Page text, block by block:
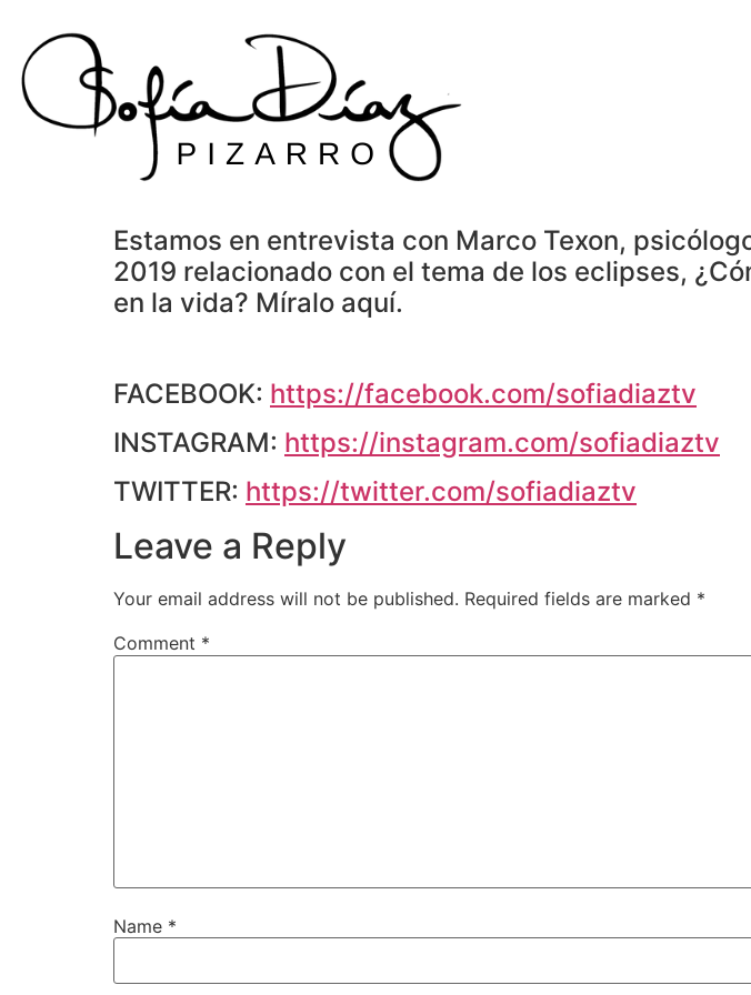
content
Estamos en entrevista con Marco Texon,
2019 relacionado con el tema de los eclipses,
en la vida? Míralo aquí.
FACEBOOK: https://facebook.com/sofiadiaztv
INSTAGRAM: https://instagram.com/sofiadiaztv
TWITTER: https://twitter.com/sofiadiaztv
Leave a Reply
Your email address will not be published. Required fields are marked *
Comment *
Name *